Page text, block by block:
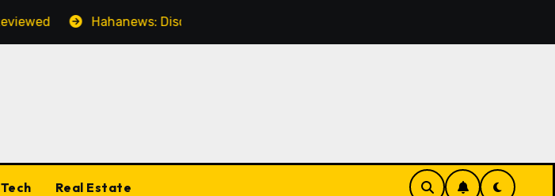
Hahanews: Discovering the Features That Make Digital News Access More Convenient
Tech Real Estate